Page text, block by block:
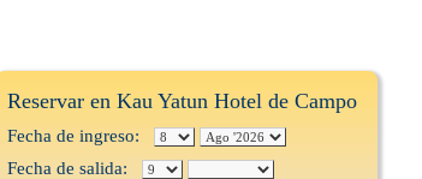
Reservar en Kau Yatun Hotel de Campo
Fecha de ingreso:
Fecha de salida: